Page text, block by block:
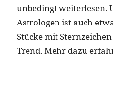
unbedingt weiterlesen.
Astrologen ist auch
Stücke mit
Trend. Mehr dazu